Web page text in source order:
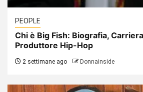
PEOPLE
Chi è Big Fish: Biografia,
Produttore Hip-Hop
2 settimane ago Donnainside